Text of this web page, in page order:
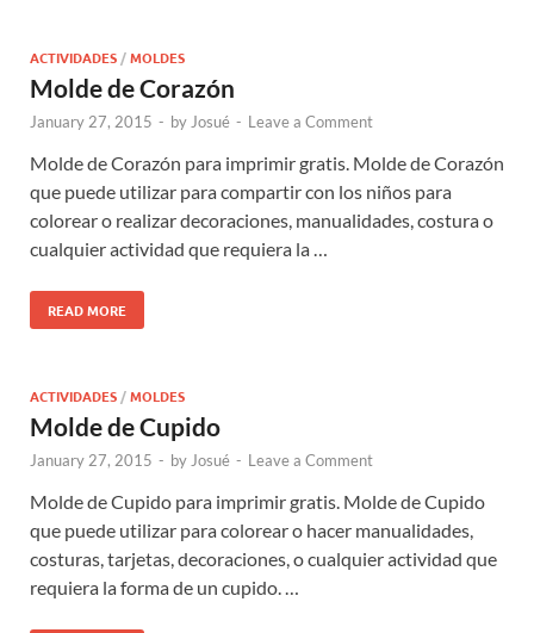
ACTIVIDADES /MOLDES
Molde de Corazón
January 27, 2015 - by Josué - Leave a Comment
Molde de Corazón para imprimir gratis. Molde de Corazón
que puede utilizar para compartir con los niños para
colorear o realizar decoraciones, manualidades, costura o
cualquier actividad que requiera la …
READ MORE
ACTIVIDADES /MOLDES
Molde de Cupido
January 27, 2015 - by Josué - Leave a Comment
Molde de Cupido para imprimir gratis. Molde de Cupido
que puede utilizar para colorear o hacer manualidades,
costuras, tarjetas, decoraciones, o cualquier actividad que
requiera la forma de un cupido. …